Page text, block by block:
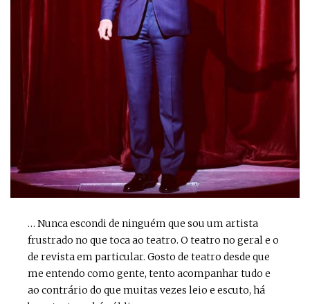
… Nunca escondi de ninguém que sou um artista
frustrado no que toca ao teatro. O teatro no geral e o
de revista em particular. Gosto de teatro desde que
me entendo como gente, tento acompanhar tudo e
ao contrário do que muitas vezes leio e escuto, há